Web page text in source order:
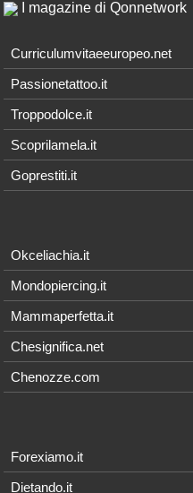
I magazine di Qonnetwork
Curriculumvitaeeuropeo.net
Passionetattoo.it
Troppodolce.it
Scoprilamela.it
Goprestiti.it
Okceliachia.it
Mondopiercing.it
Mammaperfetta.it
Chesignifica.net
Chenozze.com
Forexiamo.it
Dietando.it